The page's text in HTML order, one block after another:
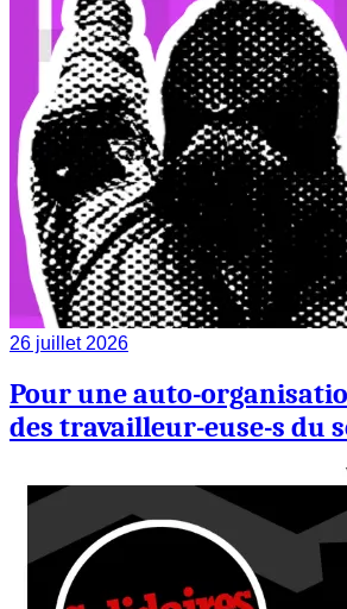
26 juillet 2026
Pour une auto-
des travailleur-euse-s du